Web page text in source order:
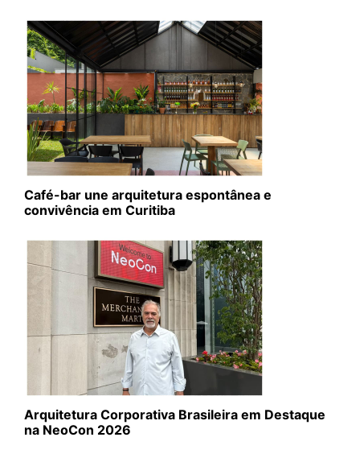
Café-bar une arquitetura espontânea e
convivência em Curitiba
Arquitetura Corporativa Brasileira em Destaque
na NeoCon 2026